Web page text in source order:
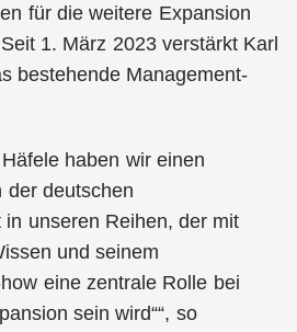
für die weitere Expansion
1. März 2023 verstärkt Karl
bestehende Management-
haben wir einen
der deutschen
unseren Reihen, der mit
und seinem
eine zentrale Rolle bei
sein wird “, so